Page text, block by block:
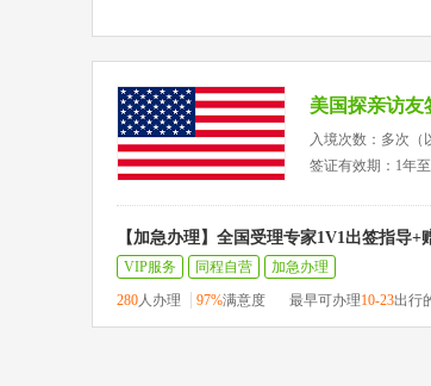
美国探亲访友
入境次数：多次（
签证有效期：1年
【加急办理】全国受理专家1V1出签指导
VIP服务
同程自营
加急办理
280人办理 97%满意度 最早可办理10-23出行